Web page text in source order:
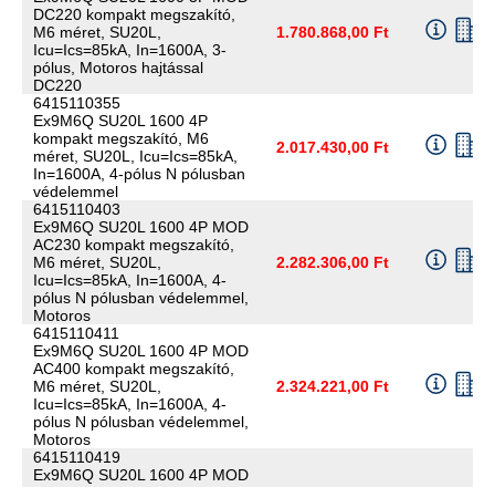
DC220 kompakt megszakító,
M6 méret, SU20L,
Icu=Ics=85kA, In=1600A, 3-
pólus, Motoros hajtással
DC220
1.780.868,00 Ft
6415110355
Ex9M6Q SU20L 1600 4P
kompakt megszakító, M6
méret, SU20L, Icu=Ics=85kA,
In=1600A, 4-pólus N pólusban
védelemmel
2.017.430,00 Ft
6415110403
Ex9M6Q SU20L 1600 4P MOD
AC230 kompakt megszakító,
M6 méret, SU20L,
Icu=Ics=85kA, In=1600A, 4-
pólus N pólusban védelemmel,
Motoros
2.282.306,00 Ft
6415110411
Ex9M6Q SU20L 1600 4P MOD
AC400 kompakt megszakító,
M6 méret, SU20L,
Icu=Ics=85kA, In=1600A, 4-
pólus N pólusban védelemmel,
Motoros
2.324.221,00 Ft
6415110419
Ex9M6Q SU20L 1600 4P MOD